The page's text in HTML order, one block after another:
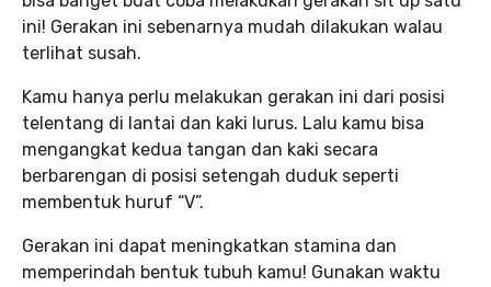
ini! Gerakan ini sebenarnya mudah dilakukan walau
terlihat susah.
Kamu hanya perlu melakukan gerakan ini dari posisi
telentang di lantai dan kaki lurus. Lalu kamu bisa
mengangkat kedua tangan dan kaki secara
berbarengan di posisi setengah duduk seperti
membentuk huruf “V”.
Gerakan ini dapat meningkatkan stamina dan
memperindah bentuk tubuh kamu! Gunakan waktu